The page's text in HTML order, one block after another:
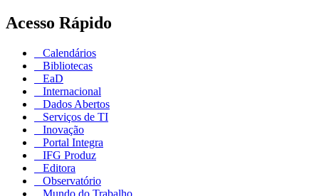
Acesso Rápido
Calendários
Bibliotecas
EaD
Internacional
Dados Abertos
Serviços de TI
Inovação
Portal Integra
IFG Produz
Editora
Observatório
Mundo do Trabalho